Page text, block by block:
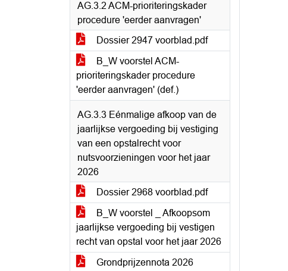
AG.3.2 ACM-prioriteringskader
procedure 'eerder aanvragen'
Dossier 2947 voorblad.pdf
B_W voorstel ACM-
prioriteringskader procedure
'eerder aanvragen' (def.)
AG.3.3 Eénmalige afkoop van de
jaarlijkse vergoeding bij vestiging
van een opstalrecht voor
nutsvoorzieningen voor het jaar
2026
Dossier 2968 voorblad.pdf
B_W voorstel _ Afkoopsom
jaarlijkse vergoeding bij vestigen
recht van opstal voor het jaar 2026
Grondprijzennota 2026